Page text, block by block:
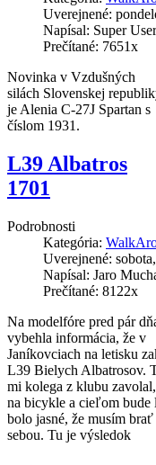
Uverejnené:
Napísal: Super User
Prečítané: 7651x
Novinka v Vzdušných
silách Slovenskej
je Alenia C-27J Spartan s
číslom 1931.
L39 Albatros
1701
Podrobnosti
Kategória:
Uverejnené:
Napísal: Jaro
Prečítané: 8122x
Na modelfóre pred pár
vybehla informácia, že v
Janíkovciach na letisku
L39 Bielych Albatrosov.
mi kolega z klubu
na bicykle a cieľom bude
bolo jasné, že musím
sebou. Tu je výsledok